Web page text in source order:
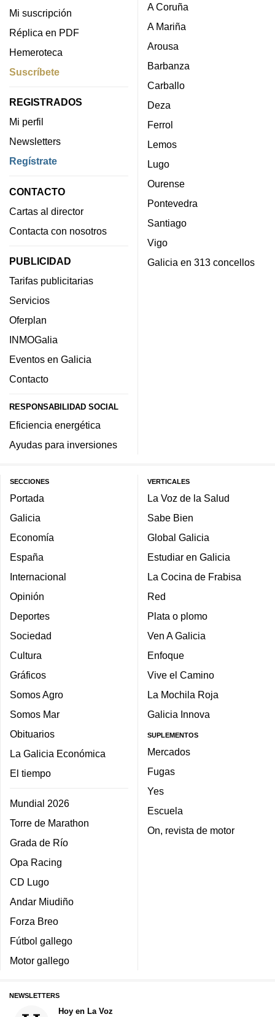
Mi suscripción
Réplica en PDF
Hemeroteca
Suscríbete
REGISTRADOS
Mi perfil
Newsletters
Regístrate
CONTACTO
Cartas al director
Contacta con nosotros
PUBLICIDAD
Tarifas publicitarias
Servicios
Oferplan
INMOGalia
Eventos en Galicia
Contacto
RESPONSABILIDAD SOCIAL
Eficiencia energética
Ayudas para inversiones
A Coruña
A Mariña
Arousa
Barbanza
Carballo
Deza
Ferrol
Lemos
Lugo
Ourense
Pontevedra
Santiago
Vigo
Galicia en 313 concellos
SECCIONES
Portada
Galicia
Economía
España
Internacional
Opinión
Deportes
Sociedad
Cultura
Gráficos
Somos Agro
Somos Mar
Obituarios
La Galicia Económica
El tiempo
Mundial 2026
Torre de Marathon
Grada de Río
Opa Racing
CD Lugo
Andar Miudiño
Forza Breo
Fútbol gallego
Motor gallego
VERTICALES
La Voz de la Salud
Sabe Bien
Global Galicia
Estudiar en Galicia
La Cocina de Frabisa
Red
Plata o plomo
Ven A Galicia
Enfoque
Vive el Camino
La Mochila Roja
Galicia Innova
SUPLEMENTOS
Mercados
Fugas
Yes
Escuela
On, revista de motor
NEWSLETTERS
Hoy en La Voz